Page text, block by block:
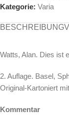
Kategorie: Varia
BESCHREIBUNG
Watts, Alan. Dies ist
2. Auflage. Basel,
Original-Kartoniert
Kommentar